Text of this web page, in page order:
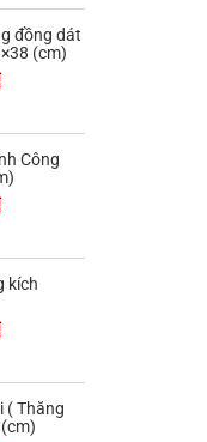
đồng dát
(cm)
Công
kích
( Thăng